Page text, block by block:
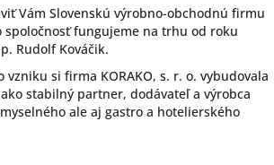
Vám Slovenskú výrobno-obchodnú firmu
spoločnosť fungujeme na trhu od roku
Rudolf Kováčik.
vzniku si firma KORAKO, s. r. o. vybudovala
stabilný partner, dodávateľ a výrobca
ale aj gastro a hotelierského